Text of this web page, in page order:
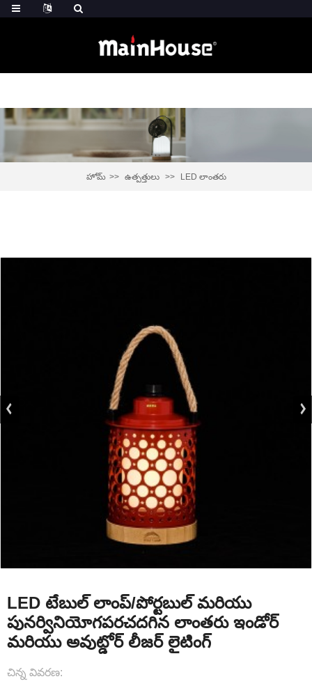
హోమ్ ఉత్పత్తులు LED లాంతరు
LED టేబుల్ లాంప్/పోర్టబుల్ మరియు
పునర్వినియోగపరచదగిన లాంతరు ఇండోర్
మరియు అవుట్డోర్ లీజర్ లైటింగ్
చిన్న వివరణ: